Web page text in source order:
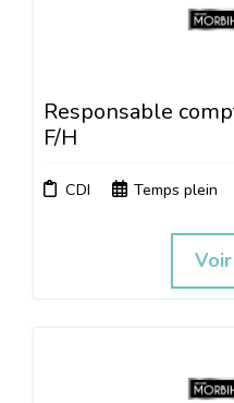
Responsable
F/H
CDI Temps plein